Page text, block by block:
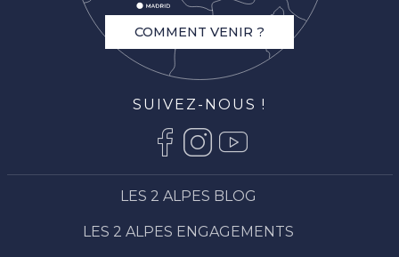
COMMENT VENIR ?
SUIVEZ-NOUS !
LES 2 ALPES BLOG
LES 2 ALPES ENGAGEMENTS